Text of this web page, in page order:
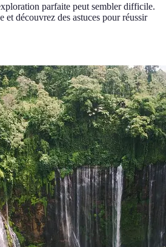
parfaite peut sembler difficile.
et découvrez des astuces pour réussir